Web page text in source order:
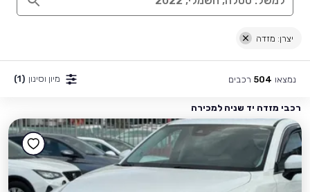
יצרן: מזדה
נמצאו 504 רכבים מיון וסינון (1)
רכבי מזדה יד שניה למכירה